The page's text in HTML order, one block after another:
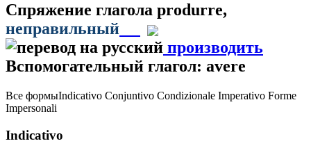
Спряжение глагола produrre,
неправильный
производить
Вспомогательный глагол: avere
Все формыIndicativo Conjuntivo Condizionale Imperativo Forme
Impersonali
Indicativo